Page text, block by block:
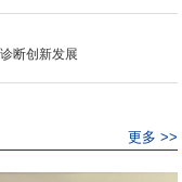
断创新发展
更多 >>